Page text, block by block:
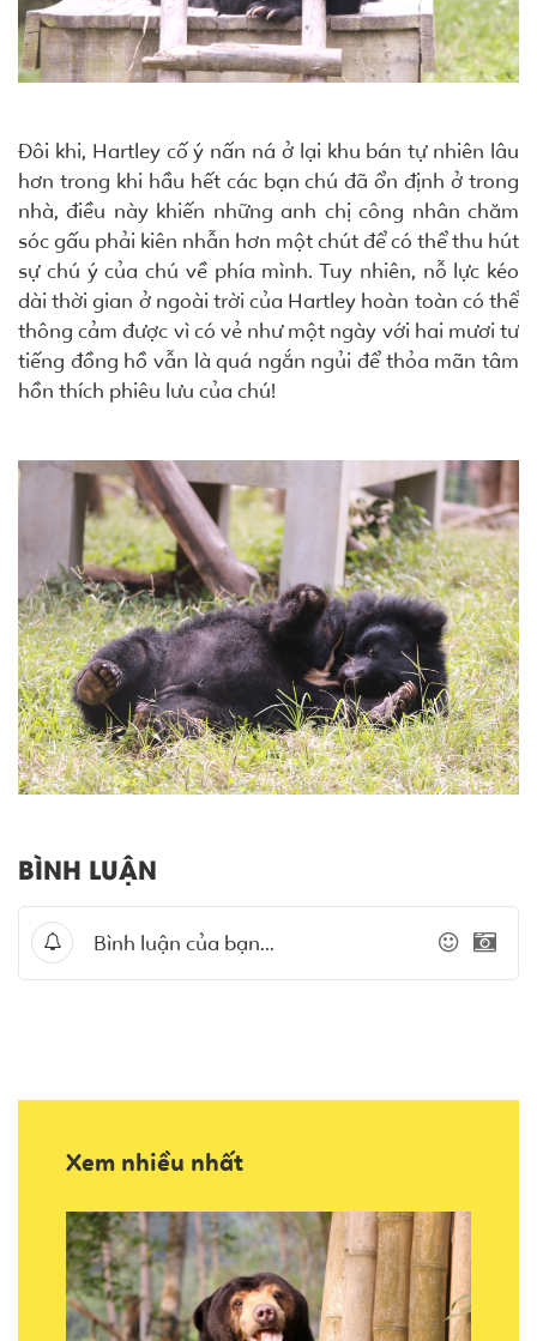
Đôi khi, Hartley cố ý nấn ná ở lại khu bán tự nhiên lâu
hơn trong khi hầu hết các bạn chú đã ổn định ở trong
nhà, điều này khiến những anh chị công nhân chăm
sóc gấu phải kiên nhẫn hơn một chút để có thể thu hút
sự chú ý của chú về phía mình. Tuy nhiên, nỗ lực kéo
dài thời gian ở ngoài trời của Hartley hoàn toàn có thể
thông cảm được vì có vẻ như một ngày với hai mươi tư
tiếng đồng hồ vẫn là quá ngắn ngủi để thỏa mãn tâm
hồn thích phiêu lưu của chú!
BÌNH LUẬN
Xem nhiều nhất